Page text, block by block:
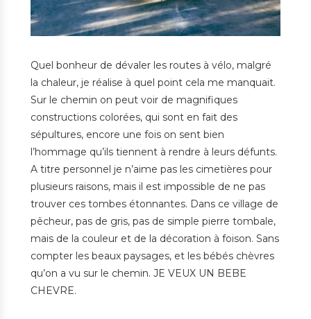
Quel bonheur de dévaler les routes à vélo, malgré
la chaleur, je réalise à quel point cela me manquait.
Sur le chemin on peut voir de magnifiques
constructions colorées, qui sont en fait des
sépultures, encore une fois on sent bien
l’hommage qu’ils tiennent à rendre à leurs défunts.
A titre personnel je n’aime pas les cimetières pour
plusieurs raisons, mais il est impossible de ne pas
trouver ces tombes étonnantes. Dans ce village de
pêcheur, pas de gris, pas de simple pierre tombale,
mais de la couleur et de la décoration à foison. Sans
compter les beaux paysages, et les bébés chèvres
qu’on a vu sur le chemin. JE VEUX UN BEBE
CHEVRE.